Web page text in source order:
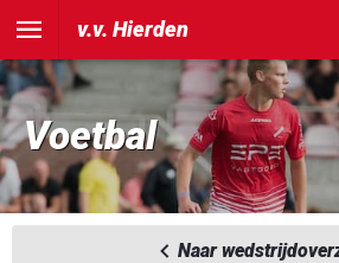
v.v. Hierden
Voetbal
Naar